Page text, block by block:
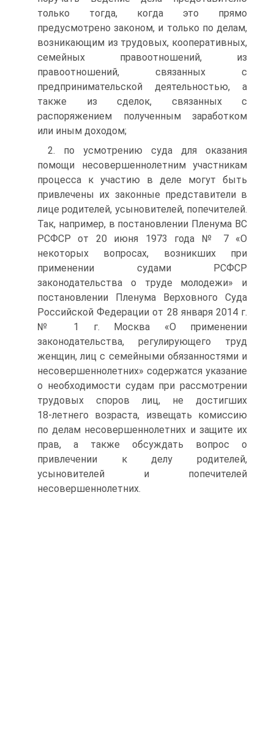
только тогда, когда это прямо
предусмотрено законом, и только по делам,
возникающим из трудовых, кооперативных,
семейных правоотношений, из
правоотношений, связанных с
предпринимательской деятельностью, а
также из сделок, связанных с
распоряжением полученным заработком
или иным доходом;
2. по усмотрению суда для оказания
помощи несовершеннолетним участникам
процесса к участию в деле могут быть
привлечены их законные представители в
лице родителей, усыновителей, попечителей.
Так, например, в постановлении Пленума ВС
РСФСР от 20 июня 1973 года № 7 «О
некоторых вопросах, возникших при
применении судами РСФСР
законодательства о труде молодежи» и
постановлении Пленума Верховного Суда
Российской Федерации от 28 января 2014 г.
№ 1 г. Москва «О применении
законодательства, регулирующего труд
женщин, лиц с семейными обязанностями и
несовершеннолетних» содержатся указание
о необходимости судам при рассмотрении
трудовых споров лиц, не достигших
18‑летнего возраста, извещать комиссию
по делам несовершеннолетних и защите их
прав, а также обсуждать вопрос о
привлечении к делу родителей,
усыновителей и попечителей
несовершеннолетних.